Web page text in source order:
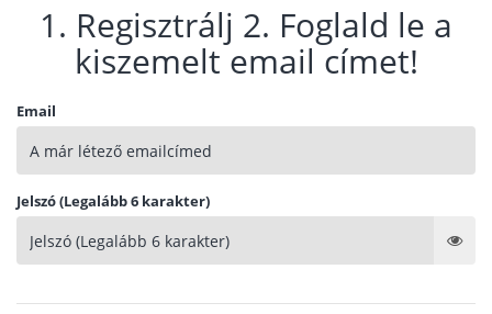
1. Regisztrálj 2. Foglald le a
kiszemelt email címet!
Email
Jelszó (Legalább 6 karakter)